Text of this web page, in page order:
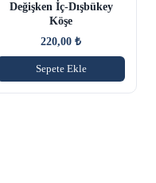
Değişken İç-Dışbükey
Köşe
220,00 ₺
Sepete Ekle